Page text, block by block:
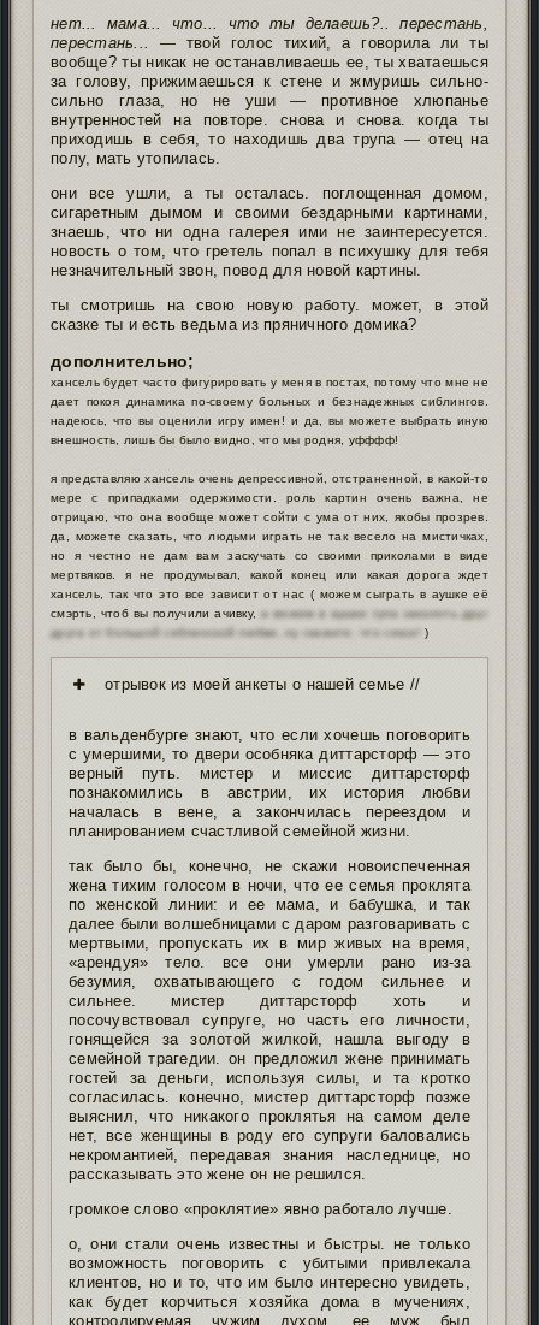
нет... мама... что... что ты делаешь?.. перестань,
перестань...
— твой голос тихий, а говорила ли ты
вообще? ты никак не останавливаешь ее, ты хватаешься
за голову, прижимаешься к стене и жмуришь сильно-
сильно глаза, но не уши — противное хлюпанье
внутренностей на повторе. снова и снова. когда ты
приходишь в себя, то находишь два трупа — отец на
полу, мать утопилась.
они все ушли, а ты осталась. поглощенная домом,
сигаретным дымом и своими бездарными картинами,
знаешь, что ни одна галерея ими не заинтересуется.
новость о том, что гретель попал в психушку для тебя
незначительный звон, повод для новой картины.
ты смотришь на свою новую работу. может, в этой
сказке ты и есть ведьма из пряничного домика?
дополнительно;
хансель будет часто фигурировать у меня в постах, потому что мне не
дает покоя динамика по-своему больных и безнадежных сиблингов.
надеюсь, что вы оценили игру имен! и да, вы можете выбрать иную
внешность, лишь бы было видно, что мы родня, уфффф!
я представляю хансель очень депрессивной, отстраненной, в какой-то
мере с припадками одержимости. роль картин очень важна, не
отрицаю, что она вообще может сойти с ума от них, якобы прозрев.
да, можете сказать, что людьми играть не так весело на мистичках,
но я честно не дам вам заскучать со своими приколами в виде
мертвяков. я не продумывал, какой конец или какая дорога ждет
хансель, так что это все зависит от нас ( можем сыграть в аушке её
смэрть, чтоб вы получили ачивку, а можем в аушке тупа заколоть друг
друга от большой сиблинской любви, ну скажите, что секси!
)
отрывок из моей анкеты о нашей семье //
в вальденбурге знают, что если хочешь поговорить
с умершими, то двери особняка диттарсторф — это
верный путь. мистер и миссис диттарсторф
познакомились в австрии, их история любви
началась в вене, а закончилась переездом и
планированием счастливой семейной жизни.
так было бы, конечно, не скажи новоиспеченная
жена тихим голосом в ночи, что ее семья проклята
по женской линии: и ее мама, и бабушка, и так
далее были волшебницами с даром разговаривать с
мертвыми, пропускать их в мир живых на время,
«арендуя» тело. все они умерли рано из-за
безумия, охватывающего с годом сильнее и
сильнее. мистер диттарсторф хоть и
посочувствовал супруге, но часть его личности,
гонящейся за золотой жилкой, нашла выгоду в
семейной трагедии. он предложил жене принимать
гостей за деньги, используя силы, и та кротко
согласилась. конечно, мистер диттарсторф позже
выяснил, что никакого проклятья на самом деле
нет, все женщины в роду его супруги баловались
некромантией, передавая знания наследнице, но
рассказывать это жене он не решился.
громкое слово «проклятие» явно работало лучше.
о, они стали очень известны и быстры. не только
возможность поговорить с убитыми привлекала
клиентов, но и то, что им было интересно увидеть,
как будет корчиться хозяйка дома в мучениях,
контролируемая чужим духом. ее муж был